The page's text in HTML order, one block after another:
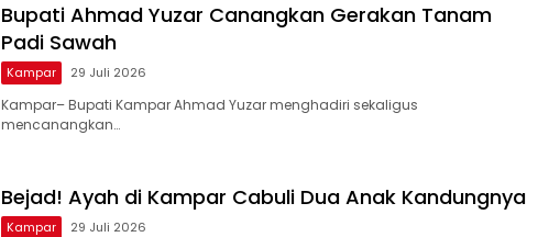
Bupati Ahmad Yuzar Canangkan Gerakan Tanam
Padi Sawah
Kampar 29 Juli 2026
Kampar– Bupati Kampar Ahmad Yuzar menghadiri sekaligus
mencanangkan…
Bejad! Ayah di Kampar Cabuli Dua Anak Kandungnya
Kampar 29 Juli 2026